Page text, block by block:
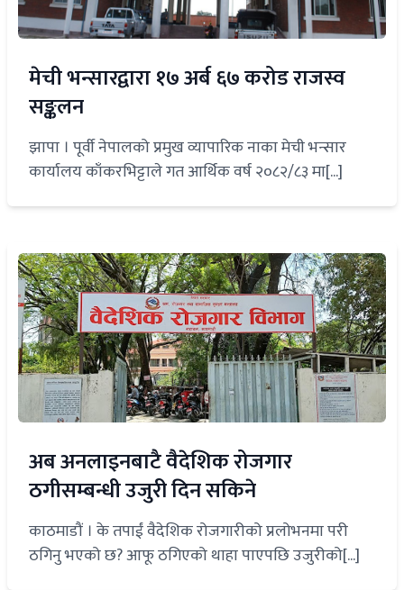
मेची भन्सारद्वारा १७ अर्ब ६७ करोड राजस्व
सङ्कलन
झापा । पूर्वी नेपालको प्रमुख व्यापारिक नाका मेची भन्सार
कार्यालय काँकरभिट्टाले गत आर्थिक वर्ष २०८२/८३ मा[...]
अब अनलाइनबाटै वैदेशिक रोजगार
ठगीसम्बन्धी उजुरी दिन सकिने
काठमाडौं । के तपाईं वैदेशिक रोजगारीको प्रलोभनमा परी
ठगिनु भएको छ? आफू ठगिएको थाहा पाएपछि उजुरीको[...]